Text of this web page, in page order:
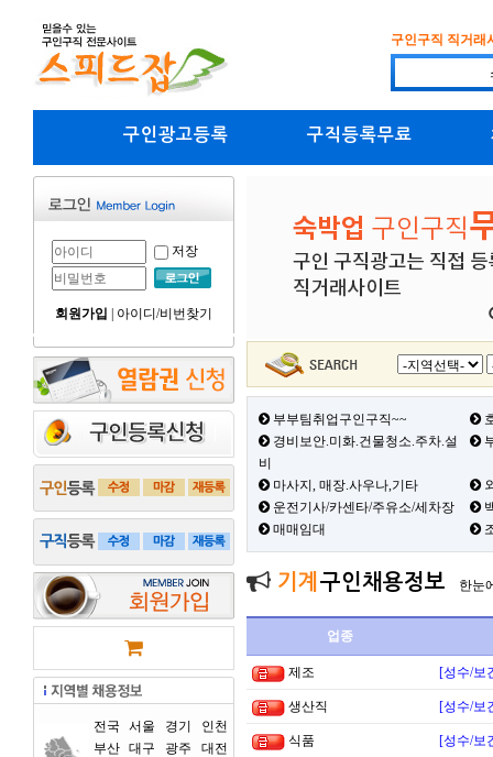
구인구직 직거래
구인광고등록 구직등록무료
저장
회원가입 아이디/비번찾기
전국 서울 경기
인천
부산 대구 광주
대전
부부팀취업구인구직~~
경비보안.미화.건물청소.주차.설
비
마사지, 매장.사우나,기타
운전기사/카센타/주유소/세차장
매매임대
기계 구인채용정보 한눈
업종
제조 [성수/보
생산직 [성수/보
식품 [성수/보